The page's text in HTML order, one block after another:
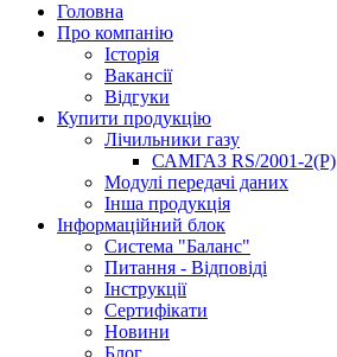
Головна
Про компанію
Історія
Вакансії
Відгуки
Купити продукцію
Лічильники газу
САМГАЗ RS/2001-2(Р)
Модулі передачі даних
Інша продукція
Інформаційний блок
Система "Баланс"
Питання - Відповіді
Інструкції
Сертифікати
Новини